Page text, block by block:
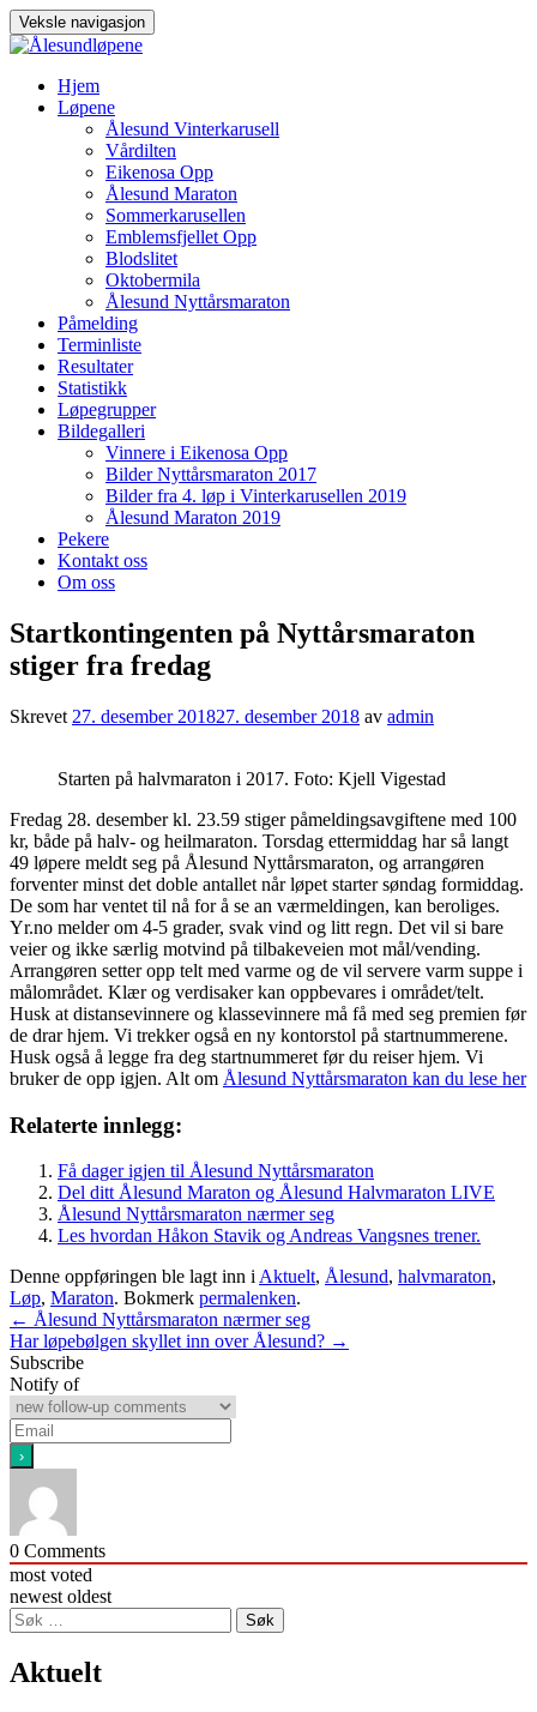
Veksle navigasjon
Hjem
Løpene
Ålesund Vinterkarusell
Vårdilten
Eikenosa Opp
Ålesund Maraton
Sommerkarusellen
Emblemsfjellet Opp
Blodslitet
Oktobermila
Ålesund Nyttårsmaraton
Påmelding
Terminliste
Resultater
Statistikk
Løpegrupper
Bildegalleri
Vinnere i Eikenosa Opp
Bilder Nyttårsmaraton 2017
Bilder fra 4. løp i Vinterkarusellen 2019
Ålesund Maraton 2019
Pekere
Kontakt oss
Om oss
Startkontingenten på Nyttårsmaraton
stiger fra fredag
Skrevet 27. desember 201827. desember 2018 av admin
Starten på halvmaraton i 2017. Foto: Kjell Vigestad
Fredag 28. desember kl. 23.59 stiger påmeldingsavgiftene med 100
kr, både på halv- og heilmaraton. Torsdag ettermiddag har så langt
49 løpere meldt seg på Ålesund Nyttårsmaraton, og arrangøren
forventer minst det doble antallet når løpet starter søndag formiddag.
De som har ventet til nå for å se an værmeldingen, kan beroliges.
Yr.no melder om 4-5 grader, svak vind og litt regn. Det vil si bare
veier og ikke særlig motvind på tilbakeveien mot mål/vending.
Arrangøren setter opp telt med varme og de vil servere varm suppe i
målområdet. Klær og verdisaker kan oppbevares i området/telt.
Husk at distansevinnere og klassevinnere må få med seg premien før
de drar hjem. Vi trekker også en ny kontorstol på startnummerene.
Husk også å legge fra deg startnummeret før du reiser hjem. Vi
bruker de opp igjen. Alt om Ålesund Nyttårsmaraton kan du lese her
Relaterte innlegg:
Få dager igjen til Ålesund Nyttårsmaraton
Del ditt Ålesund Maraton og Ålesund Halvmaraton LIVE
Ålesund Nyttårsmaraton nærmer seg
Les hvordan Håkon Stavik og Andreas Vangsnes trener.
Denne oppføringen ble lagt inn i Aktuelt, Ålesund, halvmaraton,
Løp, Maraton. Bokmerk permalenken.
Innleggsnavigasjon
← Ålesund Nyttårsmaraton nærmer seg
Har løpebølgen skyllet inn over Ålesund? →
Subscribe
Notify of
0 Comments
most voted
newest oldest
Søk
etter:
Aktuelt